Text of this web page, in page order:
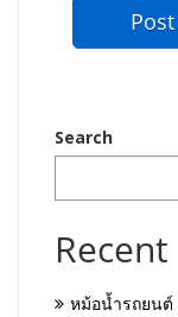
Search
หม้อน้ำรถยนต์